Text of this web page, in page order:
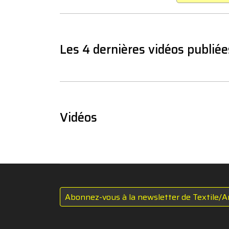
Les 4 dernières vidéos
Vidéos
Abonnez-vous à la newsletter de Textile/